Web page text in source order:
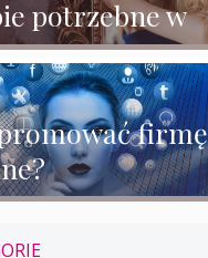
potrzebne w
firmę